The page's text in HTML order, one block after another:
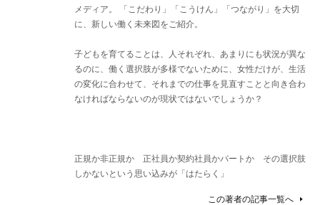
メディア。 「こだわり」「こうけん」「つながり」を大切
に、新しい働く未来図をご紹介。
子どもを育てることは、人それぞれ、あまりにも状況が異な
るのに、働く選択肢が多様でないために、女性だけが、生活
の変化に合わせて、それまでの仕事を見直すことと向き合わ
なければならないのが現状ではないでしょうか？
正規か非正規か 正社員か契約社員かパートか その選択肢
しかないという思い込みが「はたらく」
この著者の記事一覧へ